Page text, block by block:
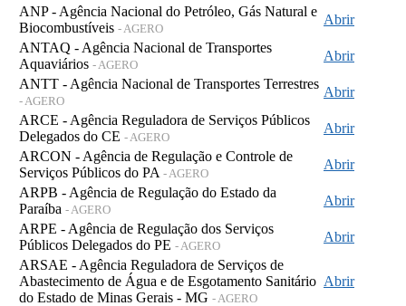
ANP - Agência Nacional do Petróleo, Gás Natural e
Biocombustíveis - AGERO
Abrir
ANTAQ - Agência Nacional de Transportes
Aquaviários - AGERO
Abrir
ANTT - Agência Nacional de Transportes Terrestres
- AGERO
Abrir
ARCE - Agência Reguladora de Serviços Públicos
Delegados do CE - AGERO
Abrir
ARCON - Agência de Regulação e Controle de
Serviços Públicos do PA - AGERO
Abrir
ARPB - Agência de Regulação do Estado da
Paraíba - AGERO
Abrir
ARPE - Agência de Regulação dos Serviços
Públicos Delegados do PE - AGERO
Abrir
ARSAE - Agência Reguladora de Serviços de
Abastecimento de Água e de Esgotamento Sanitário
do Estado de Minas Gerais - MG - AGERO
Abrir